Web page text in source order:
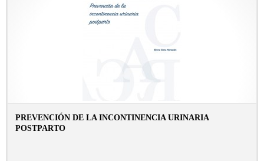
PREVENCIÓN DE LA INCONTINENCIA URINARIA
POSTPARTO